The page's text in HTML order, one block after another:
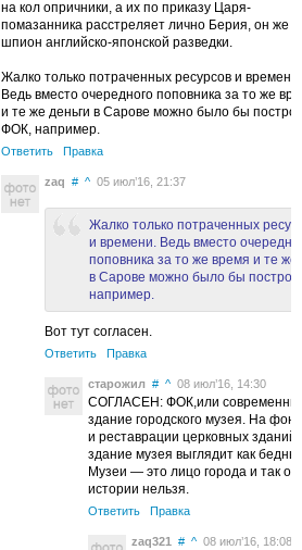
на кол опричники, а их по приказу Царя-
помазанника расстреляет лично Берия, он же
шпион английско-японской разведки.
Жалко только потраченных ресурсов и времени.
Ведь вместо очередного поповника за то же
и те же деньги в Сарове можно было бы
ФОК, например.
Ответить Правка
zaq # ^ 05 июл’16, 21:37
Жалко только потраченных
и времени. Ведь вместо
поповника за то же время и те же
в Сарове можно было бы
например.
Вот тут согласен.
Ответить Правка
старожил # ^ 08 июл’16, 14:30
СОГЛАСЕН: ФОК,или
здание городского музея. На
и реставрации церковных
здание музея выглядит как
Музеи — это лицо города и так
истории нельзя.
Ответить Правка
zaq321 # ^ 08 июл’16, 18:08